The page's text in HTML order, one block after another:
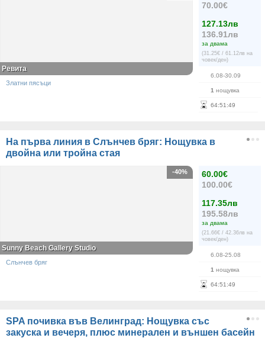
70.00€
127.13лв
136.91лв
за двама
(31.25€ / 61.12лв на
човек/ден)
6.08-30.09
1 нощувка
64:51 :49
Ревита
Златни пясъци
На първа линия в Слънчев бряг: Нощувка в
двойна или тройна стая
60.00€
100.00€
117.35лв
195.58лв
за двама
(21.66€ / 42.36лв на
човек/ден)
6.08-25.08
1 нощувка
64:51 :49
-40%
Sunny Beach Gallery Studio
Слънчев бряг
SPA почивка във Велинград: Нощувка със
закуска и вечеря, плюс минерален и външен басейн